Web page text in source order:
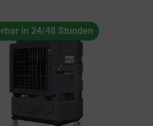
in 24/48 Stunden